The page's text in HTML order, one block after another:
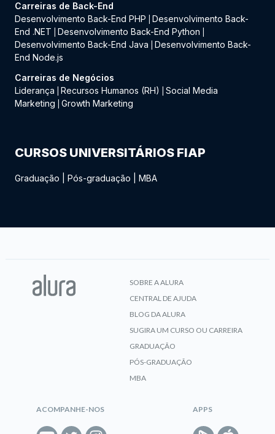
Carreiras de Back-End
Desenvolvimento Back-End PHP
Desenvolvimento Back-
End .NET
Desenvolvimento Back-End Python
Desenvolvimento Back-End Java
Desenvolvimento Back-
End Node.js
Carreiras de Negócios
Liderança
Recursos Humanos (RH)
Social Media
Marketing
Growth Marketing
CURSOS UNIVERSITÁRIOS FIAP
Graduação Pós-graduação MBA
SOBRE A ALURA
CENTRAL DE AJUDA
BLOG DA ALURA
SUGIRA UM CURSO OU CARREIRA
GRADUAÇÃO
PÓS-GRADUAÇÃO
MBA
ACOMPANHE-NOS APPS